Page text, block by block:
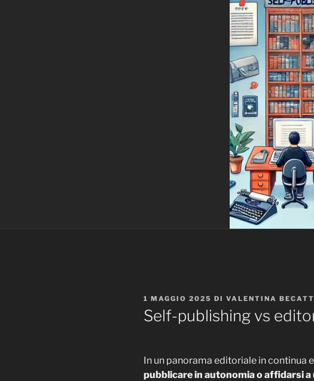
PUBBLICATO
IL
1 MAGGIO 2025 DI VALENTINA
Self-publishing vs
In un panorama editoriale in continua
pubblicare in autonomia o affidarsi